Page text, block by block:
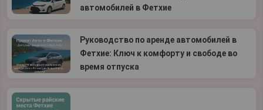
автомобилей в Фетхие
Руководство по аренде автомобилей в
Фетхие: Ключ к комфорту и свободе во
время отпуска